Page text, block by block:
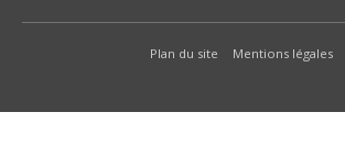
GERM-SERVICES
Plan du site Mentions légales